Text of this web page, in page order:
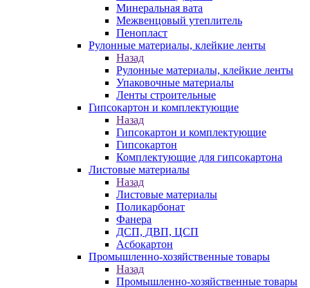
Минеральная вата
Межвенцовый утеплитель
Пенопласт
Рулонные материалы, клейкие ленты
Назад
Рулонные материалы, клейкие ленты
Упаковочные материалы
Ленты строительные
Гипсокартон и комплектующие
Назад
Гипсокартон и комплектующие
Гипсокартон
Комплектующие для гипсокартона
Листовые материалы
Назад
Листовые материалы
Поликарбонат
Фанера
ДСП, ДВП, ЦСП
Асбокартон
Промышленно-хозяйственные товары
Назад
Промышленно-хозяйственные товары